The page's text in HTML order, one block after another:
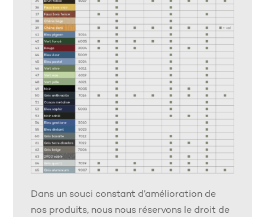
Dans un souci constant d’amélioration de
nos produits, nous nous réservons le droit de